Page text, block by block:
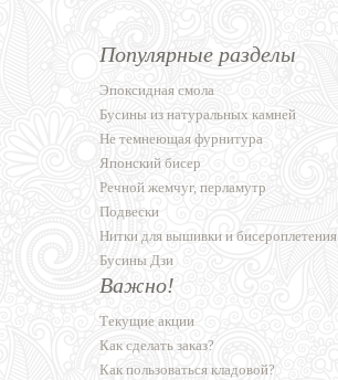
Популярные разделы
Эпоксидная смола
Бусины из натуральных камней
Не темнеющая фурнитура
Японский бисер
Речной жемчуг, перламутр
Подвески
Нитки для вышивки и бисероплетения
Бусины Дзи
Важно!
Текущие акции
Как сделать заказ?
Как пользоваться кладовой?